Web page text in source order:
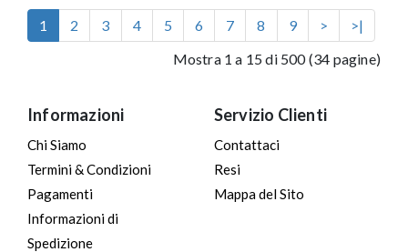
1 2 3 4 5 6 7 8 9 >
>|
Mostra 1 a 15 di 500 (34 pagine)
Informazioni
Chi Siamo
Termini & Condizioni
Pagamenti
Informazioni di
Spedizione
Servizio Clienti
Contattaci
Resi
Mappa del Sito